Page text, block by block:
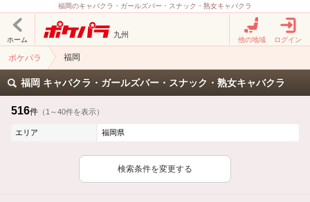
福岡のキャバクラ・ガールズバー・スナック・熟女キャバクラ
ホーム
九州
他の地域 ログイン
ポケパラ 福岡
福岡 キャバクラ・ガールズバー・スナック・熟女キャバクラ
516件 （1～40件を表示）
エリア 福岡県
検索条件を変更する